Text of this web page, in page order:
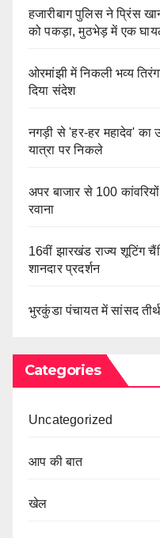
हजारीबाग पुलिस ने प्रिंस
को पकड़ा, मुठभेड़ में एक
ओरमांझी में निकली भव्य
दिया संदेश
नगड़ी से 'हर-हर महादेव' का
यात्रा पर निकले
अपर बाजार से 100
रवाना
16वीं झारखंड राज्य शूटिंग
शानदार प्रदर्शन
भुरकुंडा पंचायत में सांसद
Categories
Uncategorized
आप की बात
खेल